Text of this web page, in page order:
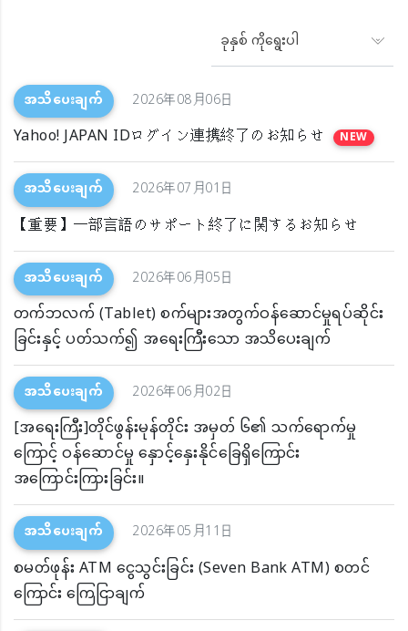
ခုနှစ် ကိုရွေးပါ
အသိပေးချက် 2026年08月06日
Yahoo! JAPAN IDログイン連携終了のお知らせ NEW
အသိပေးချက် 2026年07月01日
【重要】一部言語のサポート終了に関するお知らせ
အသိပေးချက် 2026年06月05日
တက်ဘလက် (Tablet) စက်များအတွက်ဝန်ဆောင်မှုရပ်ဆိုင်း
ခြင်းနှင့် ပတ်သက်၍ အရေးကြီးသော အသိပေးချက်
အသိပေးချက် 2026年06月02日
[အရေးကြီး]တိုင်ဖွန်းမုန်တိုင်း အမှတ် ၆၏ သက်ရောက်မှု
ကြောင့် ဝန်ဆောင်မှု နှောင့်နှေးနိုင်ခြေရှိကြောင်း
အကြောင်းကြားခြင်း။
အသိပေးချက် 2026年05月11日
စမတ်ဖုန်း ATM ငွေသွင်းခြင်း (Seven Bank ATM) စတင်
ကြောင်း ကြေငြာချက်